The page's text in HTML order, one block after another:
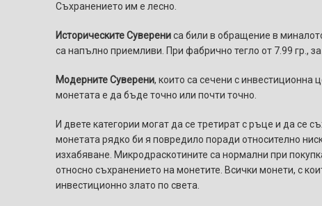
Съхранението им е лесно.
Историческите Суверениса били в обращение в
са напълно приемливи. При фабрично тегло от 7.99 гр.,
Модерните Суверени, които са сечени с инвестиционна
монетата е да бъде точно или почти точно.
И двете категории могат да се третират с ръце и да се
монетата рядко би я повредило поради относително
изхабяване. Микродраскотините са нормални при
относно съхранението на монетите. Всички монети, с
инвестиционно злато по света.